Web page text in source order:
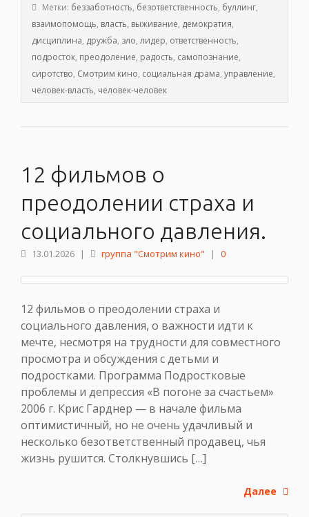
Метки: беззаботность, безответственность, буллинг,
взаимопомощь, власть, выживание, демократия,
дисциплина, дружба, зло, лидер, ответственность,
подросток, преодоление, радость, самопознание,
сиротство, Смотрим кино, социальная драма, управление,
человек-власть, человек-человек
12 фильмов о
преодолении страха и
социального давления.
13.01.2026 | группа "Смотрим кино" | 0
12 фильмов о преодолении страха и
социального давления, о важности идти к
мечте, несмотря на трудности для совместного
просмотра и обсуждения с детьми и
подростками. Программа Подростковые
проблемы и депрессия «В погоне за счастьем»
2006 г. Крис Гарднер — в начале фильма
оптимистичный, но не очень удачливый и
несколько безответственный продавец, чья
жизнь рушится. Столкнувшись […]
Далее